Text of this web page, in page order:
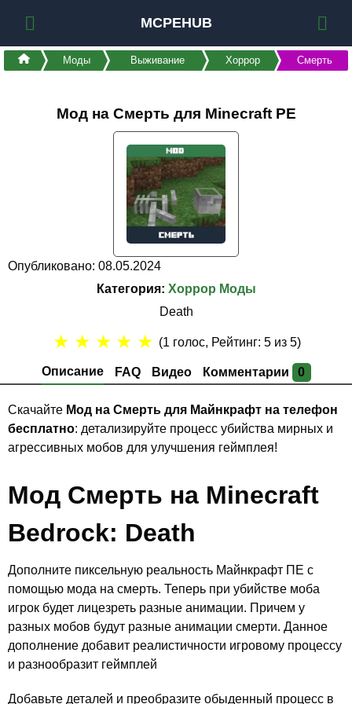
MCPEHUB
Моды Выживание Хоррор Смерть
Мод на Смерть для Minecraft PE
Опубликовано: 08.05.2024
Категория: Хоррор Моды
Death
Описание FAQ Видео Комментарии 0
★ ★ ★ ★ ★ (1 голос, Рейтинг:5 из 5)
Скачайте Мод на Смерть для Майнкрафт на телефон
бесплатно: детализируйте процесс убийства мирных и
агрессивных мобов для улучшения геймплея!
Мод Смерть на Minecraft
Bedrock: Death
Дополните пиксельную реальность Майнкрафт ПЕ с
помощью мода на смерть. Теперь при убийстве моба
игрок будет лицезреть разные анимации. Причем у
разных мобов будут разные анимации смерти. Данное
дополнение добавит реалистичности игровому процессу
и разнообразит геймплей
Добавьте деталей и преобразите обыденный процесс в